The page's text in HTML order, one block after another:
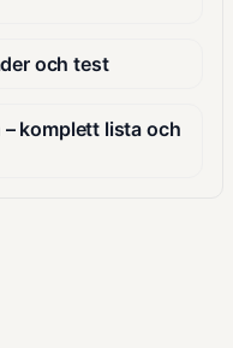
och test
komplett lista och